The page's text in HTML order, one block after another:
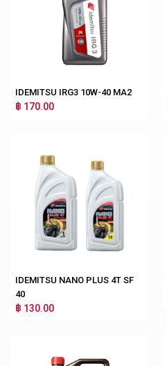
IDEMITSU IRG3 10W-40 MA2
฿ 170.00
IDEMITSU NANO PLUS 4T SF
40
฿ 130.00